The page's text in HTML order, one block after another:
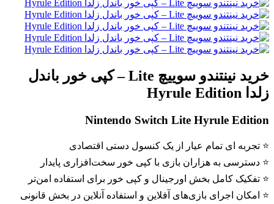
خرید نینتندو سوییچ Lite – کپی خور باندل
زلدا Hyrule Edition
Nintendo Switch Lite Hyrule Edition
⭐ تجربه ای تمام عیار از یک کنسول دستی اقتصادی
⭐ دسترسی به هزاران بازی با کپی خور سخت‌افزاری پایدار
⭐ تفکیک کامل بخش اورجینال و کپی خور برای استفاده امن‌تر
⭐ امکان اجرای بازی‌های آفلاین و استفاده آنلاین در بخش قانونی